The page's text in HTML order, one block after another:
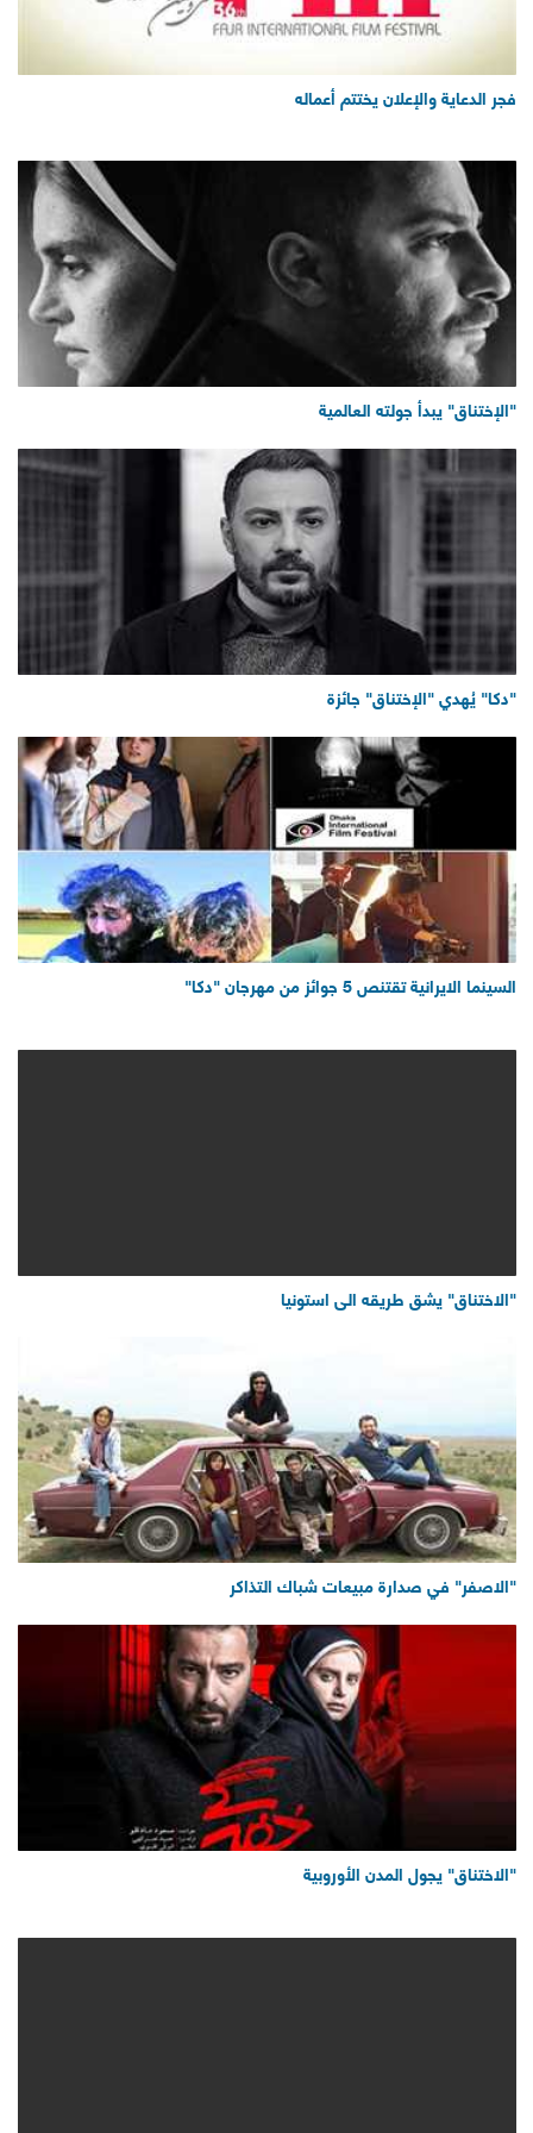
فجر الدعاية والإعلان يختتم أعماله
السينما الايرانية تقتنص 5 جوائز من مهرجان "دكا"
"دكا" يُهدي "الإختناق" جائزة
"الإختناق" يبدأ جولته العالمية
"الاختناق" يجول المدن الأوروبية
"الاصفر" في صدارة مبيعات شباك التذاكر
"الاختناق" يشق طريقه الى استونيا